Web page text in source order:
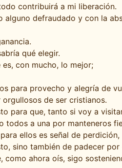
contribuirá a mi liberación.
defraudado y con la
qué elegir.
con mucho, lo mejor;
para provecho y alegría de
de ser cristianos.
para que, tanto si voy a
a una por manteneros
ellos es señal de
sino también de padecer por
como ahora oís, sigo